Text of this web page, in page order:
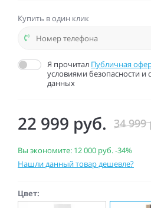
Купить в один клик
Я прочитал Публичная
условиями безопасности
данных
22 999 руб. 34 999
Вы экономите: 12 000 руб.-34%
Нашли данный товар дешевле?
Цвет: